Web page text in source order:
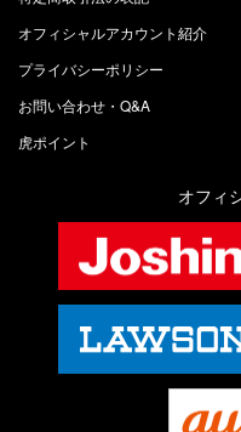
オフィシャルアカウント紹介
プライバシーポリシー
お問い合わせ・Q&A
虎ポイント
オフィ